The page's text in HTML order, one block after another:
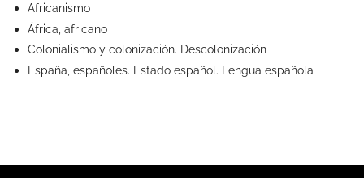
Africanismo
África, africano
Colonialismo y colonización. Descolonización
España, españoles. Estado español. Lengua española